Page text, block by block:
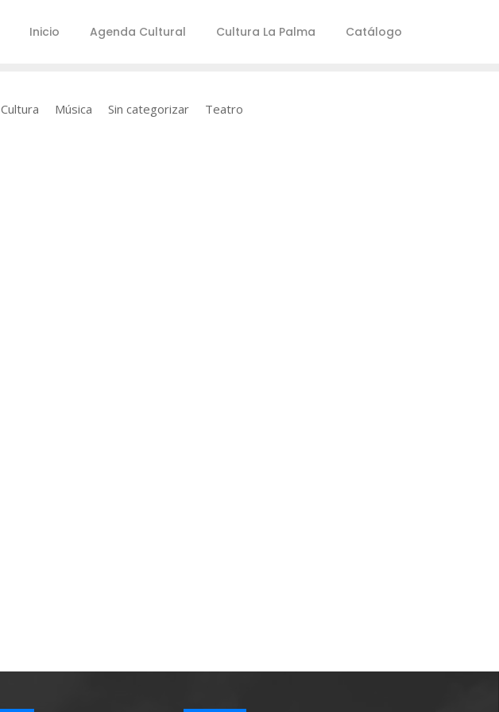
Inicio Agenda Cultural Cultura La Palma Catálogo
Cultura Música Sin categorizar Teatro